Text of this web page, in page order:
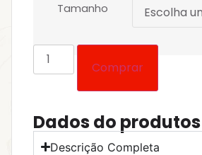
Tamanho
Comprar
Dados do produtos
Descrição Completa